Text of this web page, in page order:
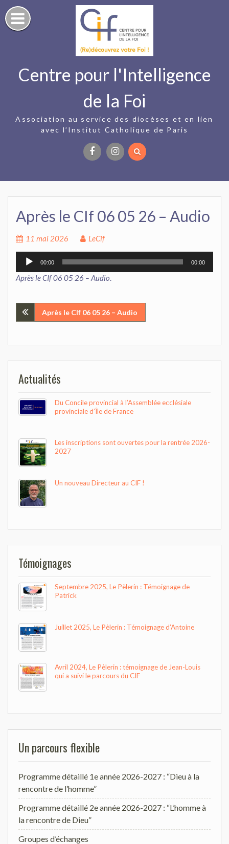
Skip
to
content
Centre pour l'Intelligence
de la Foi
Association au service des diocèses et en lien
avec l’Institut Catholique de Paris
Après le CIf 06 05 26 – Audio
11 mai 2026
LeCif
Lecteur
audio
00:00 00:00
Après le CIf 06 05 26 – Audio.
Navigation
l’article
Après le CIf 06 05 26 – Audio
Actualités
Du Concile provincial à l’Assemblée ecclésiale
provinciale d’Île de France
Les inscriptions sont ouvertes pour la rentrée 2026-
2027
Un nouveau Directeur au CIF !
Témoignages
Septembre 2025, Le Pèlerin : Témoignage de
Patrick
Juillet 2025, Le Pèlerin : Témoignage d’Antoine
Avril 2024, Le Pèlerin : témoignage de Jean-Louis
qui a suivi le parcours du CIF
Un parcours flexible
Programme détaillé 1e année 2026-2027 : “Dieu à la
rencontre de l’homme”
Programme détaillé 2e année 2026-2027 : “L’homme à
la rencontre de Dieu”
Groupes d’échanges